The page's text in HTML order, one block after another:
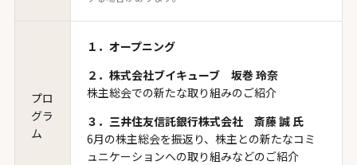
プロ
グラ
ム
１．オープニング
２．株式会社ブイキューブ 坂巻 玲奈
株主総会での新たな取り組みのご紹介
３．三井住友信託銀行株式会社 斎藤 誠 氏
6月の株主総会を振返り、株主との新たなコミ
ュニケーションへの取り組みなどのご紹介